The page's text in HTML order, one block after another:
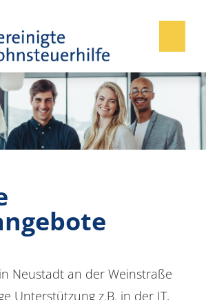
Neustadt an der Weinstraße
Unterstützung z.B. in der IT,